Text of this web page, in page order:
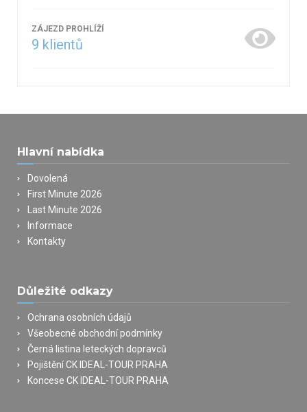
ZÁJEZD PROHLÍŽÍ
9 klientů
Hlavní nabídka
Dovolená
First Minute 2026
Last Minute 2026
Informace
Kontakty
Důležité odkazy
Ochrana osobních údajů
Všeobecné obchodní podmínky
Černá listina leteckých dopravců
Pojištění CK IDEAL-TOUR PRAHA
Koncese CK IDEAL-TOUR PRAHA